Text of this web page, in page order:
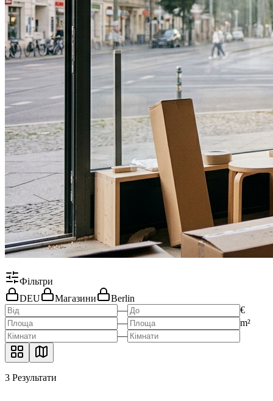
Фільтри
DEU
Магазини
Berlin
—
€
—
m²
—
3 Результати